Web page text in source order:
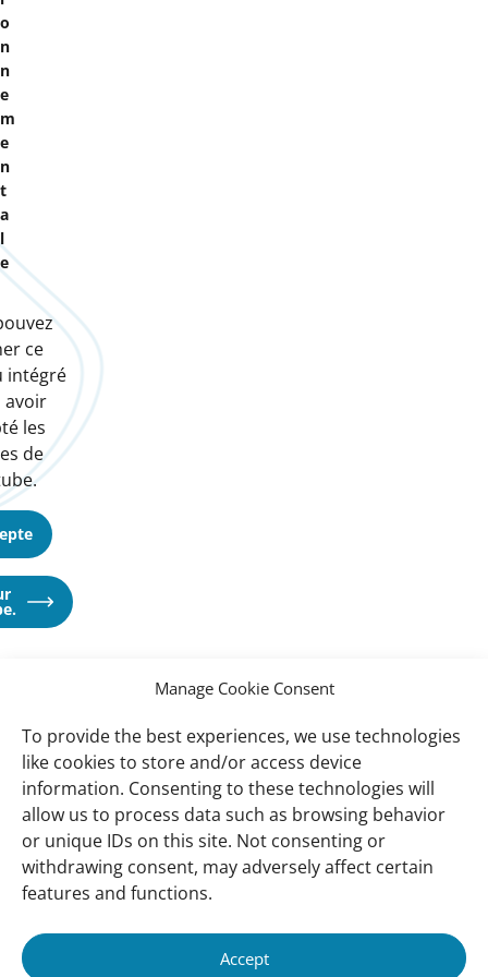
Manage Cookie Consent
To provide the best experiences, we use technologies
like cookies to store and/or access device
information. Consenting to these technologies will
allow us to process data such as browsing behavior
or unique IDs on this site. Not consenting or
withdrawing consent, may adversely affect certain
features and functions.
Accept
o
n
n
e
m
e
n
t
a
l
e
ce
intégré
avoir
les
de
Opens
in
Important
links
Wetlands International Afrique Côte
Occidentale et Golfe de Guinée
Ressources
Global Mangrove Watch
Soutenez-nous
A Propos